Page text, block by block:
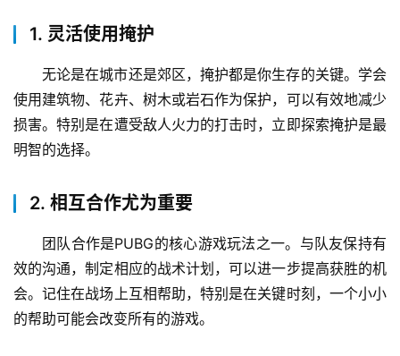
1. 灵活使用掩护
无论是在城市还是郊区，掩护都是你生存的关键。学会
使用建筑物、花卉、树木或岩石作为保护，可以有效地减少
损害。特别是在遭受敌人火力的打击时，立即探索掩护是最
明智的选择。
2. 相互合作尤为重要
团队合作是PUBG的核心游戏玩法之一。与队友保持有
效的沟通，制定相应的战术计划，可以进一步提高获胜的机
会。记住在战场上互相帮助，特别是在关键时刻，一个小小
的帮助可能会改变所有的游戏。